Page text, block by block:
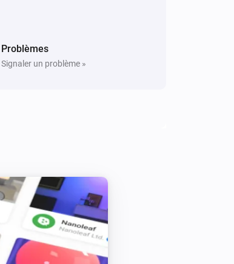
Problèmes
Signaler un problème »